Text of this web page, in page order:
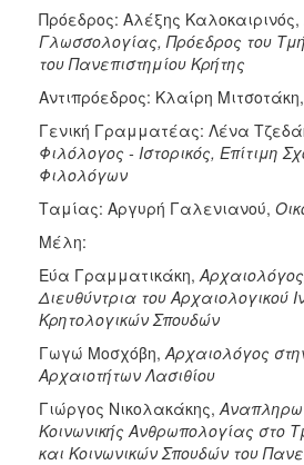
Πρόεδρος: Αλέξης Καλοκαιρινός,
Γλωσσολογίας, Πρόεδρος του
του Πανεπιστημίου Κρήτης
Αντιπρόεδρος: Κλαίρη Μιτσοτάκη,
Γενική Γραμματέας: Λένα
Φιλόλογος - Ιστορικός, Επίτιμη
Φιλολόγων
Ταμίας: Αργυρή Γαλενιανού,
Μέλη:
Εύα Γραμματικάκη,
Διευθύντρια του Αρχαιολογικού
Κρητολογικών Σπουδών
Γωγώ Μοσχόβη, Αρχαιολόγος
Αρχαιοτήτων Λασιθίου
Γιώργος Νικολακάκης,
Κοινωνικής Ανθρωπολογίας στο
και Κοινωνικών Σπουδών του